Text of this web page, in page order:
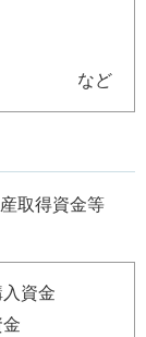
など
取得資金等
資金